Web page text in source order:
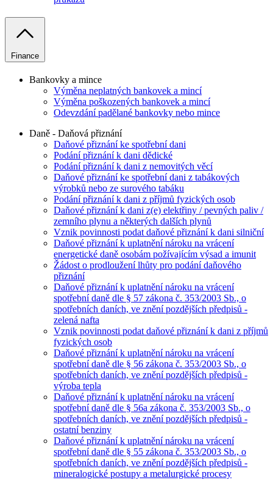
Finance
Bankovky a mince
Výměna neplatných bankovek a mincí
Výměna poškozených bankovek a mincí
Odevzdání padělané bankovky nebo mince
Daně - Daňová přiznání
Daňové přiznání ke spotřební dani
Podání přiznání k dani dědické
Podání přiznání k dani z nemovitých věcí
Daňové přiznání ke spotřební dani z tabákových
výrobků nebo ze surového tabáku
Podání přiznání k dani z příjmů fyzických osob
Daňové přiznání k dani z(e) elektřiny / pevných paliv /
zemního plynu a některých dalších plynů
Vznik povinnosti podat daňové přiznání k dani silniční
Daňové přiznání k uplatnění nároku na vrácení
energetické daně osobám požívajícím výsad a imunit
Žádost o prodloužení lhůty pro podání daňového
přiznání
Daňové přiznání k uplatnění nároku na vrácení
spotřební daně dle § 57 zákona č. 353/2003 Sb., o
spotřebních daních, ve znění pozdějších předpisů -
zelená nafta
Vznik povinnosti podat daňové přiznání k dani z příjmů
fyzických osob
Daňové přiznání k uplatnění nároku na vrácení
spotřební daně dle § 56 zákona č. 353/2003 Sb., o
spotřebních daních, ve znění pozdějších předpisů -
výroba tepla
Daňové přiznání k uplatnění nároku na vrácení
spotřební daně dle § 56a zákona č. 353/2003 Sb., o
spotřebních daních, ve znění pozdějších předpisů -
ostatní benziny
Daňové přiznání k uplatnění nároku na vrácení
spotřební daně dle § 55 zákona č. 353/2003 Sb., o
spotřebních daních, ve znění pozdějších předpisů -
mineralogické postupy a metalurgické procesy